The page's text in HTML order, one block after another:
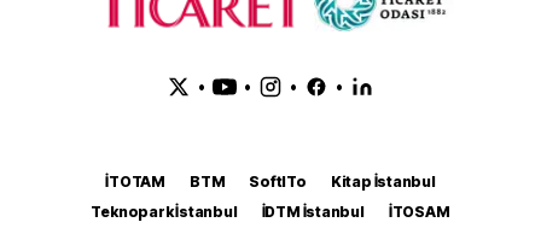
• • • •
İTOTAM BTM SoftITo
Kitap İstanbul
Teknopark İstanbul
İDTM İstanbul
İTOSAM